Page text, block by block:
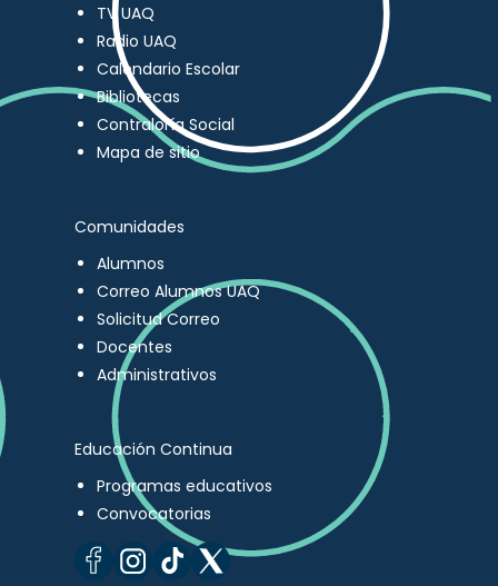
TV UAQ
Radio UAQ
Calendario Escolar
Bibliotecas
Contraloría Social
Mapa de sitio
Comunidades
Alumnos
Correo Alumnos UAQ
Solicitud Correo
Docentes
Administrativos
Educación Continua
Programas educativos
Convocatorias